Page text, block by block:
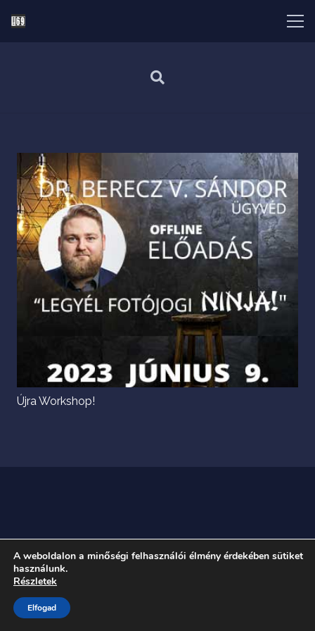
Újra Workshop!
A weboldalon a minőségi felhasználói élmény érdekében sütiket
használunk.
Részletek
Elfogad